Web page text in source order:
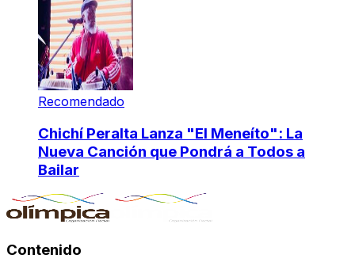
Recomendado
Chichí Peralta Lanza "El Meneíto": La
Nueva Canción que Pondrá a Todos a
Bailar
Contenido